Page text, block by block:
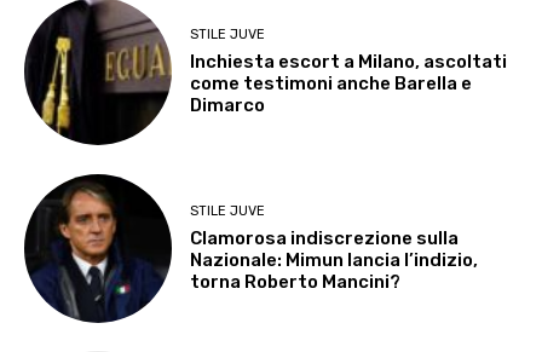
STILE JUVE
Inchiesta escort a Milano, ascoltati
come testimoni anche Barella e
Dimarco
STILE JUVE
Clamorosa indiscrezione sulla
Nazionale: Mimun lancia l’indizio,
torna Roberto Mancini?